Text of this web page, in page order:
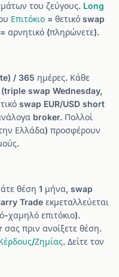
του ζεύγους. Long
Επιτόκιο = θετικό swap
αρνητικό (πληρώνετε).
/ 365 ημέρες. Κάθε
(triple swap Wednesday,
swap EUR/USD short
broker. Πολλοί
Ελλάδα) προσφέρουν
θέση 1 μήνα, swap
Trade εκμεταλλεύεται
χαμηλό επιτόκιο).
πριν ανοίξετε θέση.
Ζημίας. Δείτε τον